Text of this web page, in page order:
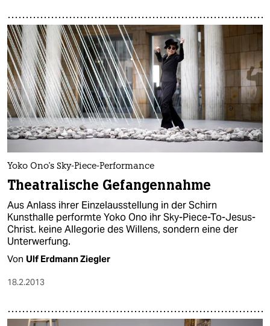
Yoko Ono's Sky-Piece-Performance
Theatralische Gefangennahme
Aus Anlass ihrer Einzelausstellung in der Schirn
Kunsthalle performte Yoko Ono ihr Sky-Piece-To-Jesus-
Christ. keine Allegorie des Willens, sondern eine der
Unterwerfung.
Von Ulf Erdmann Ziegler
18.2.2013